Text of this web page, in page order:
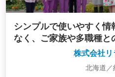
シンプルで使いやすく
なく、ご家族や多職種と
株式会社リ
北海道／